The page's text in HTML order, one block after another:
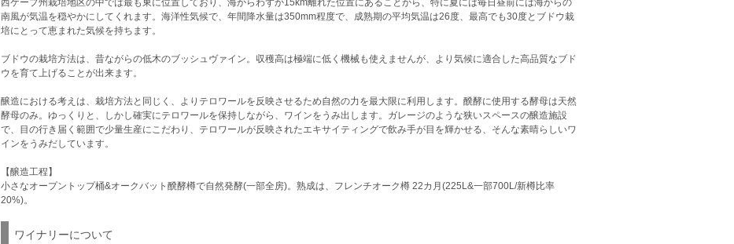
西ケープ州栽培地区の中では最も東に位置しており、海からわずか15km離れた位置にあることから、特に夏には毎日昼前には海からの
南風が気温を穏やかにしてくれます。海洋性気候で、年間降水量は350mm程度で、成熟期の平均気温は26度、最高でも30度とブドウ栽
培にとって恵まれた気候を持ちます。
ブドウの栽培方法は、昔ながらの低木のブッシュヴァイン。収穫高は極端に低く機械も使えませんが、より気候に適合した高品質なブド
ウを育て上げることが出来ます。
醸造における考えは、栽培方法と同じく、よりテロワールを反映させるため自然の力を最大限に利用します。醗酵に使用する酵母は天然
酵母のみ。ゆっくりと、しかし確実にテロワールを保持しながら、ワインをうみ出します。ガレージのような狭いスペースの醸造施設
で、目の行き届く範囲で少量生産にこだわり、テロワールが反映されたエキサイティングで飲み手が目を輝かせる、そんな素晴らしいワ
インをうみだしています。
【醸造工程】
小さなオープントップ桶&オークバット醗酵樽で自然発酵(一部全房)。熟成は、フレンチオーク樽 22カ月(225L&一部700L/新樽比率
20%)。
ワイナリーについて